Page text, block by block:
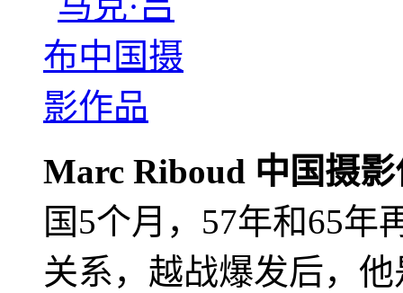
Marc Riboud 中国摄
国5个月，57年和65年
关系，越战爆发后，